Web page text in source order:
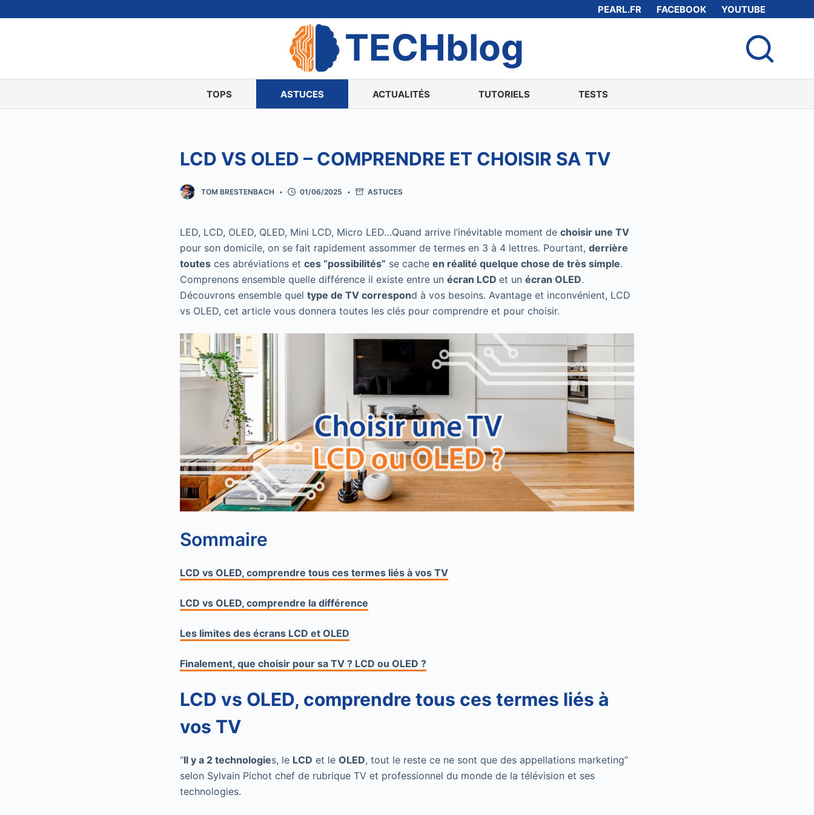
e
a
PEARL.FR FACEBOOK YOUTUBE
TECHblog
TOPS ASTUCES ACTUALITÉS TUTORIELS TESTS
LCD VS OLED – COMPRENDRE ET CHOISIR SA TV
TOM BRESTENBACH 01/06/2025 ASTUCES
LED, LCD, OLED, QLED, Mini LCD, Micro LED…Quand arrive l’inévitable moment de choisir une TV
pour son domicile, on se fait rapidement assommer de termes en 3 à 4 lettres. Pourtant, derrière
toutes ces abréviations et ces “possibilités” se cache en réalité quelque chose de très simple.
Comprenons ensemble quelle différence il existe entre un écran LCD et un écran OLED.
Découvrons ensemble quel type de TV correspond à vos besoins. Avantage et inconvénient, LCD
vs OLED, cet article vous donnera toutes les clés pour comprendre et pour choisir.
Sommaire
LCD vs OLED, comprendre tous ces termes liés à vos TV
LCD vs OLED, comprendre la différence
Les limites des écrans LCD et OLED
Finalement, que choisir pour sa TV ? LCD ou OLED ?
LCD vs OLED, comprendre tous ces termes liés à
vos TV
“Il y a 2 technologies, le LCD et le OLED, tout le reste ce ne sont que des appellations marketing”
selon Sylvain Pichot chef de rubrique TV et professionnel du monde de la télévision et ses
technologies.